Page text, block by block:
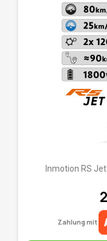
Inmotion RS
Zahlung mit